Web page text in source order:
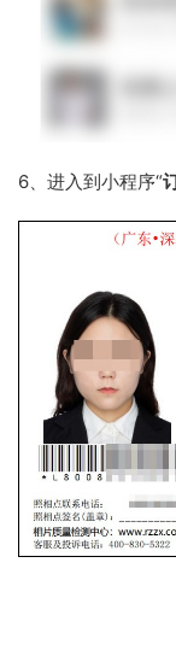
6、进入到小程序“